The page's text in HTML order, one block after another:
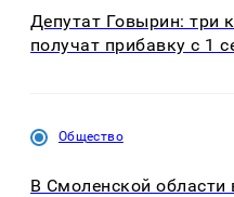
Депутат Говырин: три
получат прибавку с 1
Общество
В Смоленской